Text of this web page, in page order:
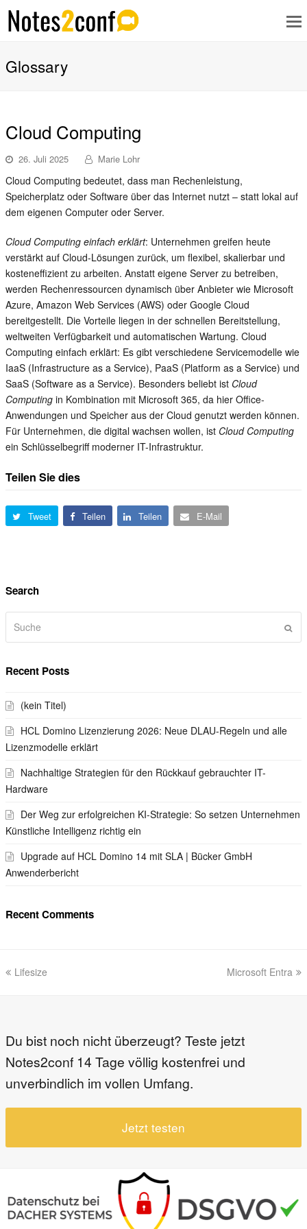
Glossary
Cloud Computing
26. Juli 2025 Marie Lohr
Cloud Computing bedeutet, dass man Rechenleistung,
Speicherplatz oder Software über das Internet nutzt – statt lokal auf
dem eigenen Computer oder Server.
Cloud Computing einfach erklärt: Unternehmen greifen heute
verstärkt auf Cloud-Lösungen zurück, um flexibel, skalierbar und
kosteneffizient zu arbeiten. Anstatt eigene Server zu betreiben,
werden Rechenressourcen dynamisch über Anbieter wie Microsoft
Azure, Amazon Web Services (AWS) oder Google Cloud
bereitgestellt. Die Vorteile liegen in der schnellen Bereitstellung,
weltweiten Verfügbarkeit und automatischen Wartung. Cloud
Computing einfach erklärt: Es gibt verschiedene Servicemodelle wie
IaaS (Infrastructure as a Service), PaaS (Platform as a Service) und
SaaS (Software as a Service). Besonders beliebt ist Cloud
Computing in Kombination mit Microsoft 365, da hier Office-
Anwendungen und Speicher aus der Cloud genutzt werden können.
Für Unternehmen, die digital wachsen wollen, ist Cloud Computing
ein Schlüsselbegriff moderner IT-Infrastruktur.
Teilen Sie dies
Tweet Teilen Teilen E-Mail
Search
Recent Posts
(kein Titel)
HCL Domino Lizenzierung 2026: Neue DLAU-Regeln und alle
Lizenzmodelle erklärt
Nachhaltige Strategien für den Rückkauf gebrauchter IT-
Hardware
Der Weg zur erfolgreichen KI-Strategie: So setzen Unternehmen
Künstliche Intelligenz richtig ein
Upgrade auf HCL Domino 14 mit SLA | Bücker GmbH
Anwenderbericht
Recent Comments
vorheriger
Lifesize
Nächster
Microsoft Entra
Du bist noch nicht überzeugt? Teste jetzt
Notes2conf 14 Tage völlig kostenfrei und
unverbindlich im vollen Umfang.
Jetzt testen